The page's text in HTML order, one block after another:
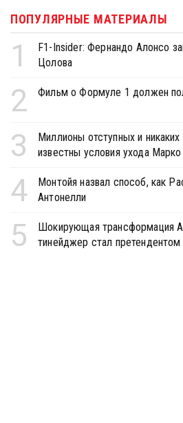
ПОПУЛЯРНЫЕ МАТЕРИАЛЫ
1
F1-Insider: Фернандо Алонсо
Цолова
2 Фильм о Формуле 1 должен
3
Миллионы отступных и никаких
известны условия ухода
4
Монтойя назвал способ, как
Антонелли
5
Шокирующая трансформация
тинейджер стал претендентом